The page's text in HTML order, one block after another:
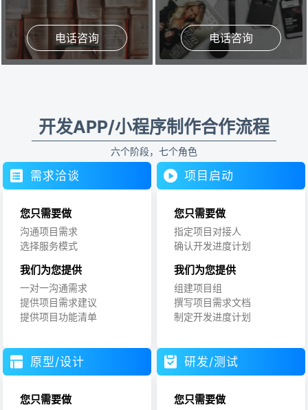
电话咨询 电话咨询
开发APP/小程序制作合作流程
六个阶段，七个角色
需求洽谈
您只需要做
沟通项目需求
选择服务模式
我们为您提供
一对一沟通需求
提供项目需求建议
提供项目功能清单
项目启动
您只需要做
指定项目对接人
确认开发进度计划
我们为您提供
组建项目组
撰写项目需求文档
制定开发进度计划
原型/设计
您只需要做
研发/测试
您只需要做